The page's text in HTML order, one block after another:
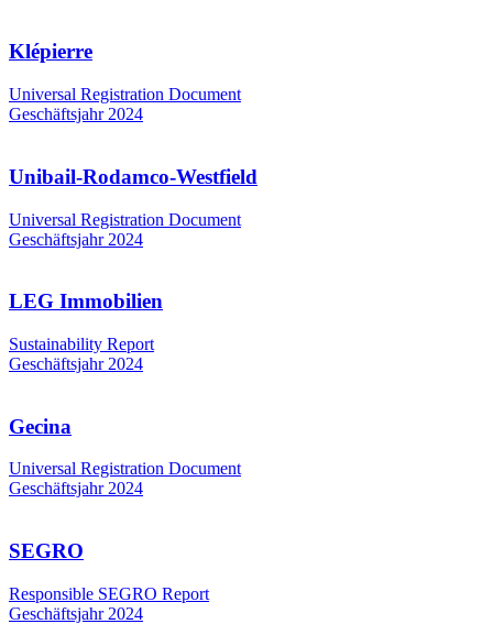
Klépierre
Universal Registration Document
Geschäftsjahr 2024
Unibail-Rodamco-Westfield
Universal Registration Document
Geschäftsjahr 2024
LEG Immobilien
Sustainability Report
Geschäftsjahr 2024
Gecina
Universal Registration Document
Geschäftsjahr 2024
SEGRO
Responsible SEGRO Report
Geschäftsjahr 2024